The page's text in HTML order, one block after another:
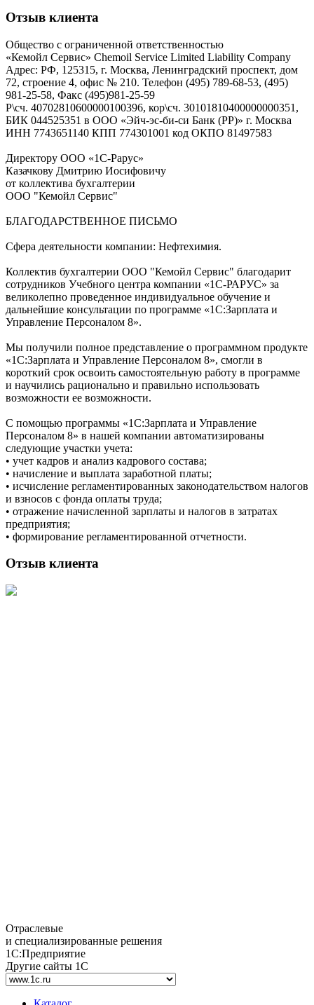
Отзыв клиента
Общество с ограниченной ответственностью
«Кемойл Сервис» Chemoil Service Limited Liability Company
Адрес: РФ, 125315, г. Москва, Ленинградский проспект, дом
72, строение 4, офис № 210. Телефон (495) 789-68-53, (495)
981-25-58, Факс (495)981-25-59
Р\сч. 40702810600000100396, кор\сч. 30101810400000000351,
БИК 044525351 в ООО «Эйч-эс-би-си Банк (РР)» г. Москва
ИНН 7743651140 КПП 774301001 код ОКПО 81497583
Директору ООО «1С-Рарус»
Казачкову Дмитрию Иосифовичу
от коллектива бухгалтерии
ООО "Кемойл Сервис"
БЛАГОДАРСТВЕННОЕ ПИСЬМО
Сфера деятельности компании: Нефтехимия.
Коллектив бухгалтерии ООО "Кемойл Сервис" благодарит
сотрудников Учебного центра компании «1С-РАРУС» за
великолепно проведенное индивидуальное обучение и
дальнейшие консультации по программе «1С:Зарплата и
Управление Персоналом 8».
Мы получили полное представление о программном продукте
«1С:Зарплата и Управление Персоналом 8», смогли в
короткий срок освоить самостоятельную работу в программе
и научились рационально и правильно использовать
возможности ее возможности.
С помощью программы «1С:Зарплата и Управление
Персоналом 8» в нашей компании автоматизированы
следующие участки учета:
• учет кадров и анализ кадрового состава;
• начисление и выплата заработной платы;
• исчисление регламентированных законодательством налогов
и взносов с фонда оплаты труда;
• отражение начисленной зарплаты и налогов в затратах
предприятия;
• формирование регламентированной отчетности.
Отзыв клиента
Отраслевые
и специализированные решения
1С:Предприятие
Другие сайты 1С